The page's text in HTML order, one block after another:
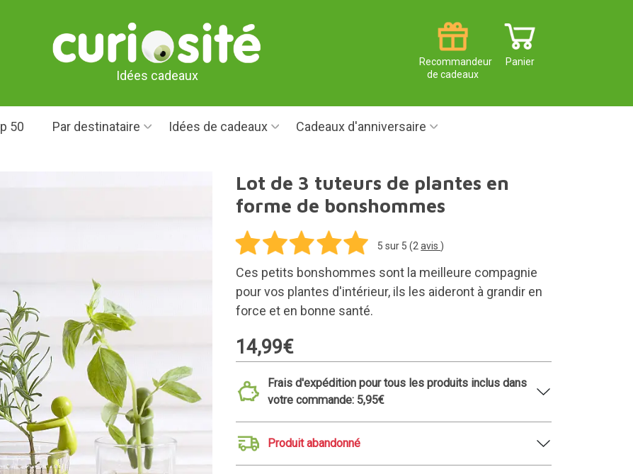
Idées cadeaux
Panier
Recommandeur
de cadeaux
50 Par destinataire Idées de cadeaux Cadeaux d'anniversaire
Lot de 3 tuteurs de plantes en
forme de bonshommes
5 sur 5 (2 avis )
Ces petits bonshommes sont la meilleure compagnie
pour vos plantes d'intérieur, ils les aideront à grandir en
force et en bonne santé.
14,99€
Frais d'expédition pour tous les produits inclus dans
votre commande: 5,95€
Produit abandonné